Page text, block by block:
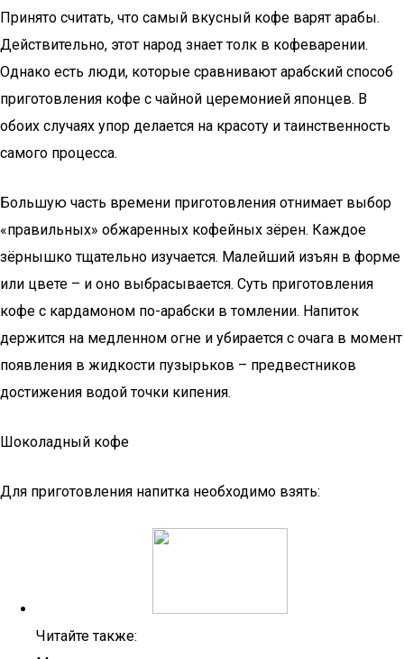
Принято считать, что самый вкусный кофе варят арабы.
Действительно, этот народ знает толк в кофеварении.
Однако есть люди, которые сравнивают арабский способ
приготовления кофе с чайной церемонией японцев. В
обоих случаях упор делается на красоту и таинственность
самого процесса.
Большую часть времени приготовления отнимает выбор
«правильных» обжаренных кофейных зёрен. Каждое
зёрнышко тщательно изучается. Малейший изъян в форме
или цвете – и оно выбрасывается. Суть приготовления
кофе с кардамоном по-арабски в томлении. Напиток
держится на медленном огне и убирается с очага в момент
появления в жидкости пузырьков – предвестников
достижения водой точки кипения.
Шоколадный кофе
Для приготовления напитка необходимо взять:
Читайте также: